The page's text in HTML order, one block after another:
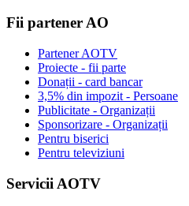
Fii partener AO
Partener AOTV
Proiecte - fii parte
Donații - card bancar
3,5% din impozit - Persoane
Publicitate - Organizații
Sponsorizare - Organizații
Pentru biserici
Pentru televiziuni
Servicii AOTV